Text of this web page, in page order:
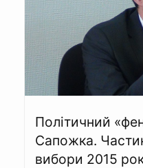
Політичний
Сапожка.
вибори 2015